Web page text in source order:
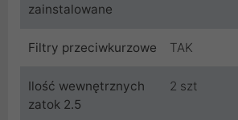
zainstalowane
Filtry przeciwkurzowe TAK
Ilość wewnętrznych
zatok 2.5
2 szt